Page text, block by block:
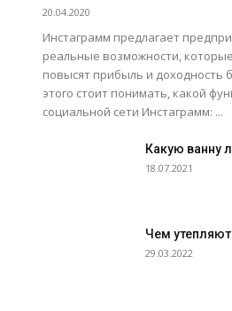
20.04.2020
Инстаграмм предлагает
реальные возможности,
повысят прибыль и доходность
этого стоит понимать, какой
социальной сети Инстаграмм: ...
Какую ванну
18.07.2021
Чем
29.03.2022